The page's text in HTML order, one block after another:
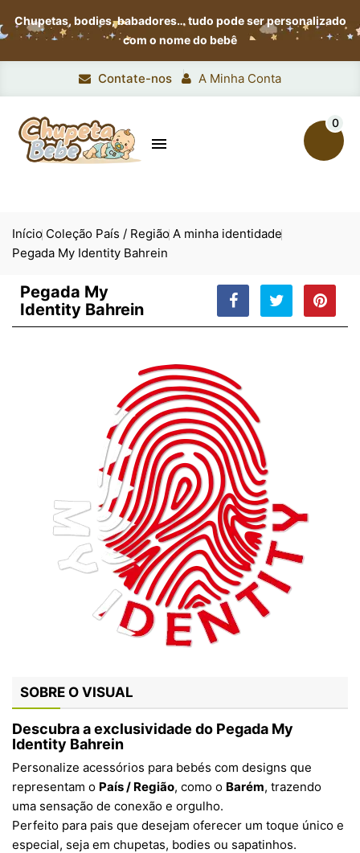
Chupetas, bodies, babadores…tudo pode ser personalizado
com o nome do bebê
Contate-nos A Minha Conta

0
Início Coleção País / Região A minha identidade
Pegada My Identity Bahrein
Pegada My
Identity Bahrein
SOBRE O VISUAL
Descubra a exclusividade do Pegada My
Identity Bahrein
Personalize acessórios para bebés com designs que
representam o País / Região, como o Barém, trazendo
uma sensação de conexão e orgulho.
Perfeito para pais que desejam oferecer um toque único e
especial, seja em chupetas, bodies ou sapatinhos.